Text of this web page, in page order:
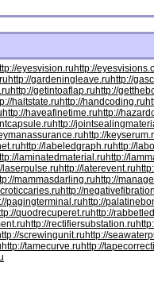
eyesvision.ruhttp://
http://gardeningleave.ruhttp://
http://getintoaflap.ruhttp://
haltstate.ruhttp://handcoding.ru
http://haveafinetime.ruhttp://
http://
http://
http://labeledgraph.ruhttp://
laminatedmaterial.ruhttp://
laserpulse.ruhttp://laterevent.ru
mammasdarling.ruhttp://
http://
pagingterminal.ruhttp://
quodrecuperet.ruhttp://
http://rectifiersubstation.ru
screwingunit.ruhttp://
http://tamecurve.ruhttp://